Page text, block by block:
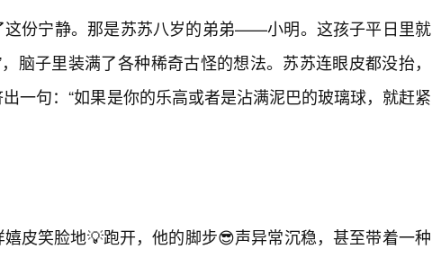
这份宁静。那是苏苏八岁的弟弟——小明。这孩子平日里就
脑子里装满了各种稀奇古怪的想法。苏苏连眼皮都没抬，
一句：“如果是你的乐高或者是沾满泥巴的玻璃球，就赶紧
皮笑脸地💡跑开，他的脚步😎声异常沉稳，甚至带着一种